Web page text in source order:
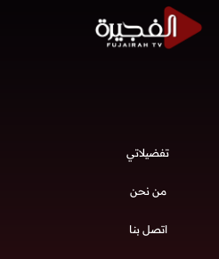
تفضيلاتي
من نحن
اتصل بنا